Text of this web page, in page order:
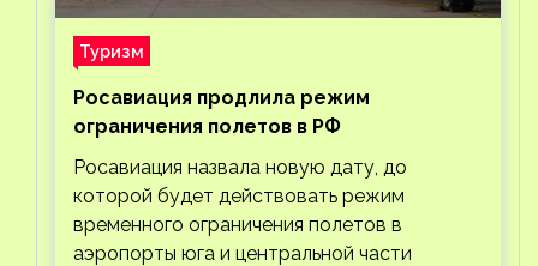
Туризм
Росавиация продлила режим
ограничения полетов в РФ
Росавиация назвала новую дату, до
которой будет действовать режим
временного ограничения полетов в
аэропорты юга и центральной части